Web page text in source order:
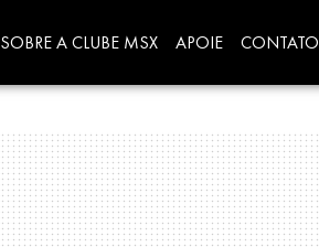
SOBRE A CLUBE MSX APOIE CONTATO